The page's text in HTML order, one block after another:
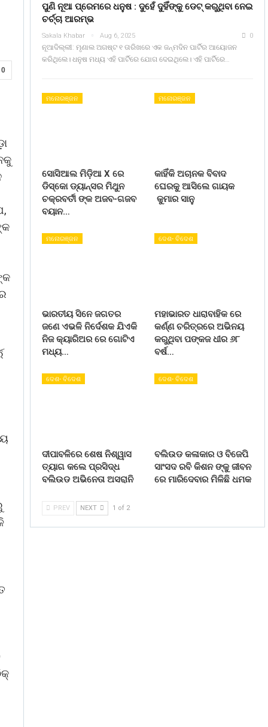
0
ପୁଣି ନୂଆ ପ୍ରେମରେ ଧନୁଷ : ଦୁହେଁ ଦୁହିଁଙ୍କୁ ଡେଟ୍ କରୁଥିବା ନେଇ
ଚର୍ଚ୍ଚା ଆରମ୍ଭ
Sakala Khabar Aug 6, 2025 0
ନୂଆଦିଲ୍ଲୀ: ମୃଣାଲ ଅଗଷ୍ଟ ୧ ତାରିଖରେ ଏକ ଜନ୍ମଦିନ ପାର୍ଟିର ଆୟୋଜନ
କରିଥିଲେ। ଧନୁଷ ମଧ୍ୟ ଏହି ପାର୍ଟିରେ ଯୋଗ ଦେଇଥିଲେ। ଏହି ପାର୍ଟିରେ…
ମନୋରଞ୍ଜନ
ସୋସିଆଲ ମିଡ଼ିଆ X ରେ
ଡିସ୍କୋ ଡ୍ୟାନ୍ସର ମିଥୁନ
ଚକ୍ରବର୍ତୀ ଙ୍କ ଅଜବ-ଗଜବ
ବୟାନ…
ମନୋରଞ୍ଜନ
କାହିଁକି ଅଚାନକ ବିବାଦ
ଘେରକୁ ଆସିଲେ ଗାୟକ
କୁମାର ସାନୁ
ମନୋରଞ୍ଜନ
ଭାରତୀୟ ସିନେ ଜଗତର
ଜଣେ ଏଭଳି ନିର୍ଦେଶକ ଯିଏକି
ନିଜ କ୍ୟାରିଅର ରେ ଗୋଟିଏ
ମଧ୍ୟ…
ଦେଶ- ବିଦେଶ
ମହାଭାରତ ଧାରାବାହିକ ରେ
କର୍ଣ୍ଣ ଚରିତ୍ରରେ ଅଭିନୟ
କରୁଥିବା ପଙ୍କଜ ଧୀର ୬୮
ବର୍ଷ…
ଦେଶ- ବିଦେଶ
ଦୀପାବଳିରେ ଶେଷ ନିଶ୍ୱାସ
ତ୍ୟାଗ କଲେ ପ୍ରସିଦ୍ଧ
ବଲିଉଡ ଅଭିନେତା ଅସରାନି
ଦେଶ- ବିଦେଶ
ବଲିଉଡ କଳାକାର ଓ ବିଜେପି
ସାଂସଦ ରବି କିଶନ ଙ୍କୁ ଜୀବନ
ରେ ମାରିଦେବାର ମିଳିଛି ଧମକ
PREV NEXT 1 of 2